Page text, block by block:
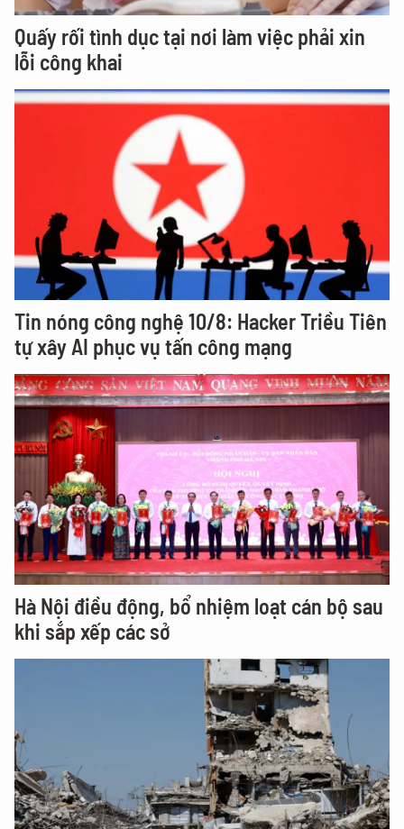
Quấy rối tình dục tại nơi làm việc phải xin
lỗi công khai
Tin nóng công nghệ 10/8: Hacker Triều Tiên
tự xây AI phục vụ tấn công mạng
Hà Nội điều động, bổ nhiệm loạt cán bộ sau
khi sắp xếp các sở